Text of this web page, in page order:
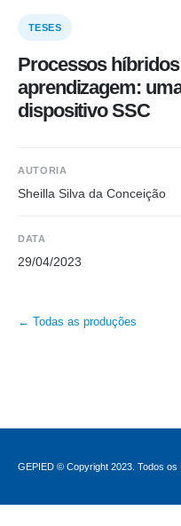
TESES
Processos
aprendizagem:
dispositivo SSC
AUTORIA
Sheilla Silva da Conceição
DATA
29/04/2023
← Todas as produções
GEPIED © Copyright 2023. Todos os